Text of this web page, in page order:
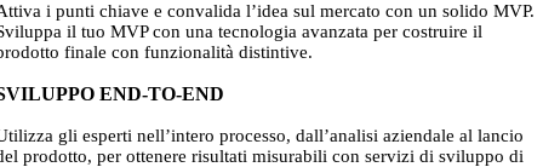
i punti chiave e convalida l’idea sul mercato con un solido MVP.
il tuo MVP con una tecnologia avanzata per costruire il
finale con funzionalità distintive.
END-TO-END
gli esperti nell’intero processo, dall’analisi aziendale al lancio
prodotto, per ottenere risultati misurabili con servizi di sviluppo di